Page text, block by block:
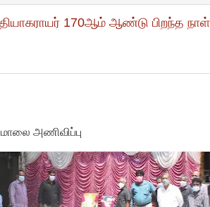
170ஆம் ஆண்டு பிறந்த நாள்
அணிவிப்பு